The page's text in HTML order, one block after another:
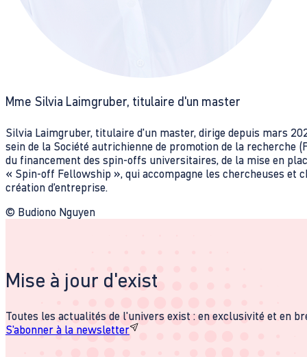
Mme Silvia Laimgruber, titulaire d'un master
Silvia Laimgruber, titulaire d'un master, dirige depuis mars
sein de la Société autrichienne de promotion de la recherche
du financement des spin-offs universitaires, de la mise en
« Spin-off Fellowship », qui accompagne les chercheuses et
création d’entreprise.
© Budiono Nguyen
Mise à jour d'exist
Toutes les actualités de l'univers exist : en exclusivité et en
S'abonner à la newsletter